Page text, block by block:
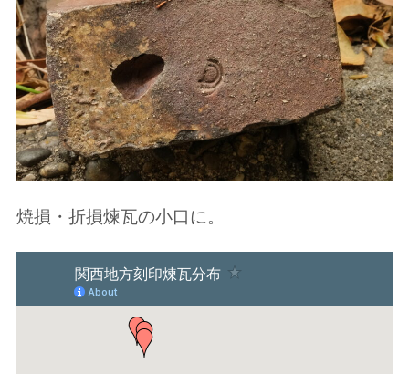
焼損・折損煉瓦の小口に。